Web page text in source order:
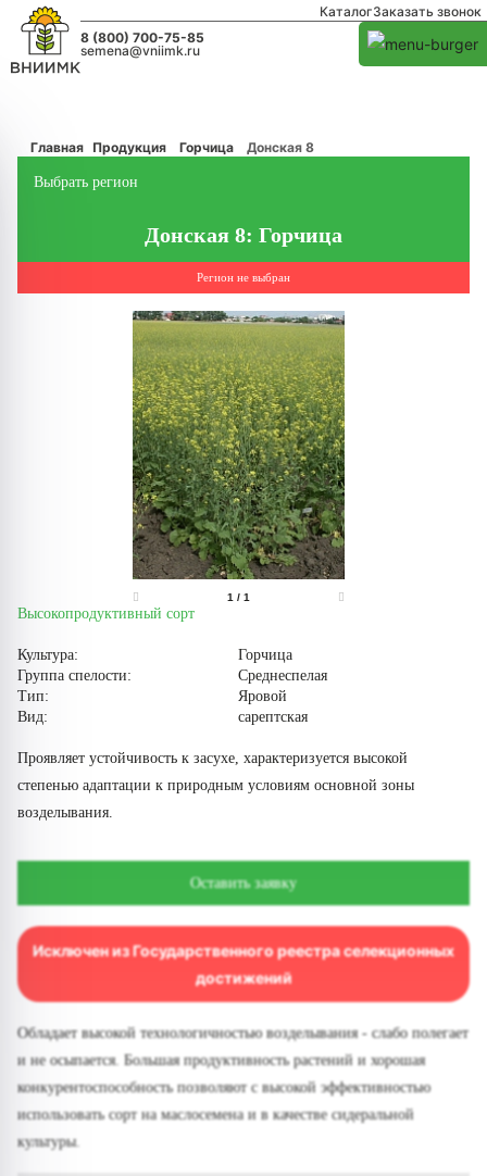
КаталогЗаказать звонок
8 (800) 700-75-85
semena@vniimk.ru
Главная Продукция Горчица Донская 8
Выбрать регион
Донская 8: Горчица
Регион не выбран
1 / 1
Высокопродуктивный сорт
Культура:
Горчица
Группа спелости:
Среднеспелая
Тип:
Яровой
Вид:
сарептская
Проявляет устойчивость к засухе, характеризуется высокой
степенью адаптации к природным условиям основной зоны
возделывания.
Оставить заявку
Исключен из Государственного реестра селекционных
достижений
Обладает высокой технологичностью возделывания - слабо полегает
и не осыпается. Большая продуктивность растений и хорошая
конкурентоспособность позволяют с высокой эффективностью
использовать сорт на маслосемена и в качестве сидеральной
культуры.